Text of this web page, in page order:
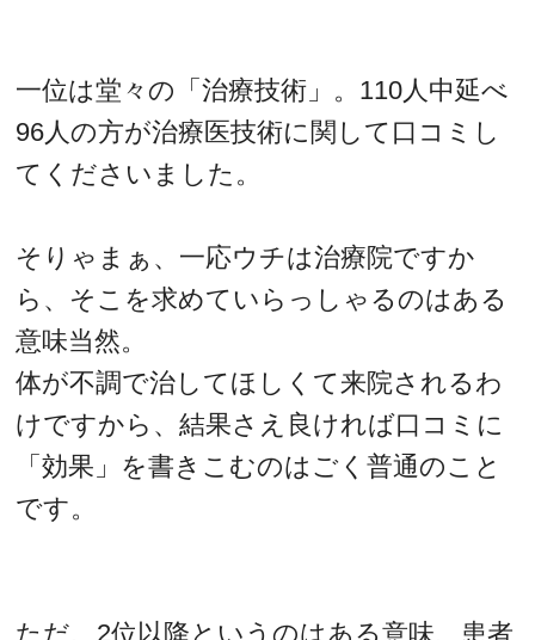
一位は堂々の「治療技術」。110人中延べ
96人の方が治療医技術に関して口コミし
てくださいました。
そりゃまぁ、一応ウチは治療院ですか
ら、そこを求めていらっしゃるのはある
意味当然。
体が不調で治してほしくて来院されるわ
けですから、結果さえ良ければ口コミに
「効果」を書きこむのはごく普通のこと
です。
ただ、2位以降というのはある意味、患者